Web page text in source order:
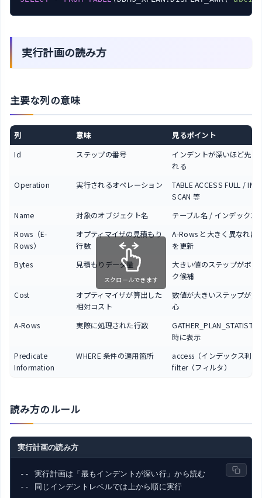
実行計画の読み方
主要な列の意味
列 意味
見るポイント
Id
ステップの番号
インデントが深いほど先に
れる
Operation
実行されるオペレーション
TABLE ACCESS FULL /
SCAN 等
Name
対象のオブジェクト名
テーブル名 / インデックス
Rows（E-
Rows）
オプティマイザの見積もり
行数
A-Rows と大きく異なれば
を更新
Bytes
見積もりデータ量
大きい値のステップがボト
ク候補
Cost
オプティマイザが算出した
相対コスト
数値が大きいステップが負
心
A-Rows
実際に処理された行数
時に表示
Predicate
Information
WHERE 条件の適用箇所
access（インデックス利用
filter（フィルタ）
スクロールできます
読み方のルール
実行計画の読み方
-- 実行計画は「最もインデントが深い行」から読む
-- 同じインデントレベルでは上から順に実行